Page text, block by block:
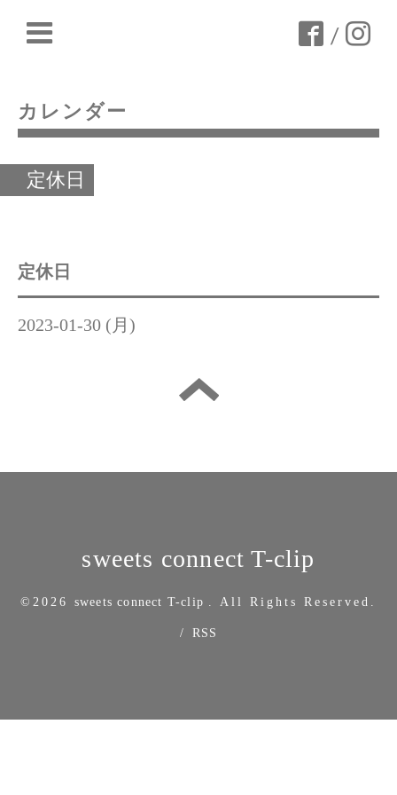
/
カレンダー
定休日
定休日
2023-01-30 (月)
sweets connect T-clip
©2026 sweets connect T-clip . All Rights Reserved.
/ RSS